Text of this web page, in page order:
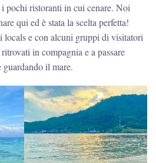
i pochi ristoranti in cui cenare. Noi
qui ed è stata la scelta perfetta!
locals e con alcuni gruppi di visitatori
in compagnia e a passare
guardando il mare.